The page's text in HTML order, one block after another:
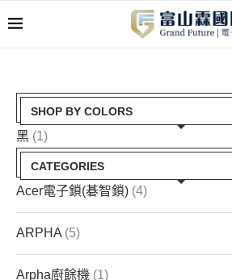
SHOP BY COLORS
黑 (1)
CATEGORIES
Acer電子鎖(碁智鎖) (4)
ARPHA (5)
Arpha廚餘機 (1)